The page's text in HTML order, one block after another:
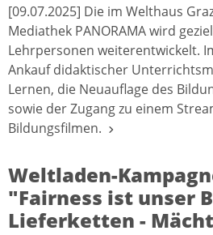
[09.07.2025] Die im Welthaus
Mediathek PANORAMA wird
Lehrpersonen weiterentwickelt.
Ankauf didaktischer
Lernen, die Neuauflage des
sowie der Zugang zu einem
Bildungsfilmen.
Weltladen-
"Fairness ist unser
Lieferketten -